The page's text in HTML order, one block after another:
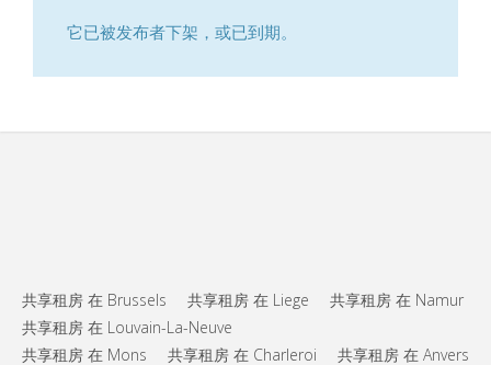
它已被发布者下架，或已到期。
共享租房 在 Brussels 共享租房 在 Liege
共享租房 在 Namur
共享租房 在 Louvain-La-Neuve
共享租房 在 Mons
共享租房 在 Charleroi 共享租房 在 Anvers